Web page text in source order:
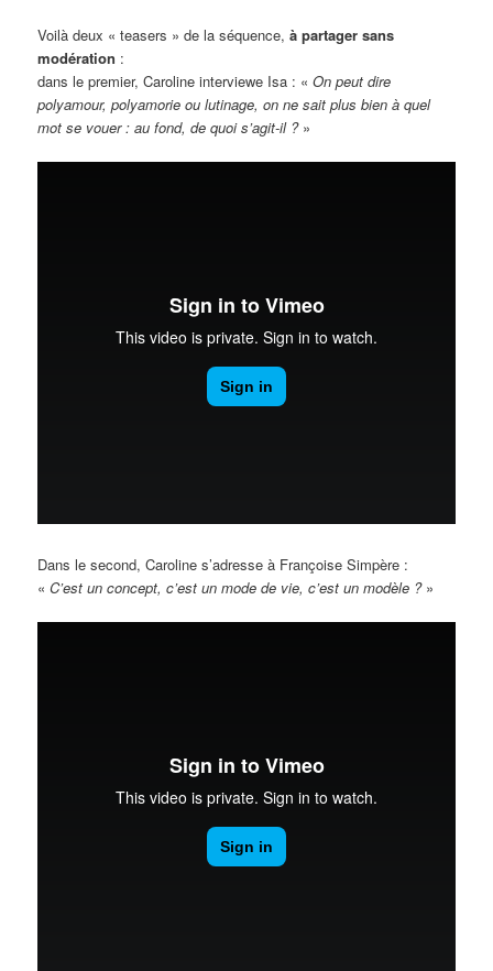
Voilà deux « teasers » de la séquence,à partager sans
modération :
dans le premier, Caroline interviewe Isa : «On peut dire
polyamour, polyamorie ou lutinage, on ne sait plus bien à quel
mot se vouer : au fond, de quoi s’agit-il ?»
Dans le second, Caroline s’adresse à Françoise Simpère :
«C’est un concept, c’est un mode de vie, c’est un modèle ?»